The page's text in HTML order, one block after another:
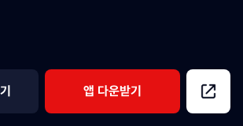
앱 다운받기